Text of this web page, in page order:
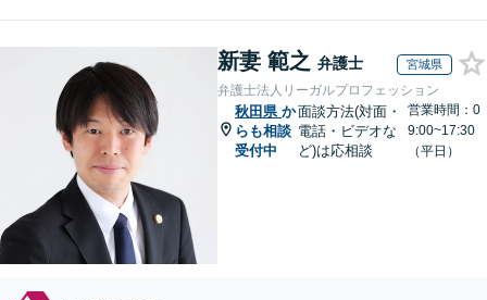
新妻 範之 弁護士 宮城県
弁護士法人リーガルプロフェッション
秋田県 か
らも相談
受付中
面談方法(対面・
電話・ビデオな
ど)は応相談
営業時間：0
9:00~17:30
（平日）